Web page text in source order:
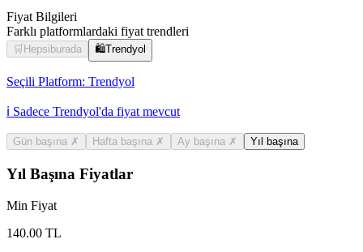
Fiyat Bilgileri
Farklı platformlardaki fiyat trendleri
🛒 Hepsiburada 🛍️Trendyol
Seçili Platform: Trendyol
ℹ️ Sadece Trendyol'da fiyat mevcut
Gün başına ✗ Hafta başına ✗ Ay başına ✗ Yıl başına
Yıl Başına Fiyatlar
Min Fiyat
140.00 TL